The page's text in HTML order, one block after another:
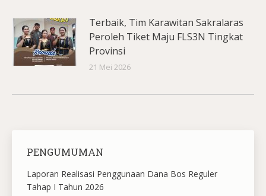
Terbaik, Tim Karawitan Sakralaras
Peroleh Tiket Maju FLS3N Tingkat
Provinsi
21 Mei 2026
PENGUMUMAN
Laporan Realisasi Penggunaan Dana Bos Reguler
Tahap I Tahun 2026